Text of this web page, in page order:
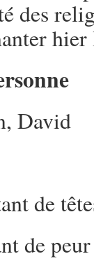
des
David
de
de